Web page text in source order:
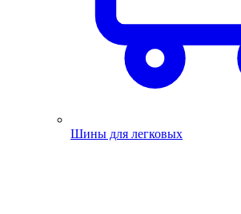
Шины для легковых